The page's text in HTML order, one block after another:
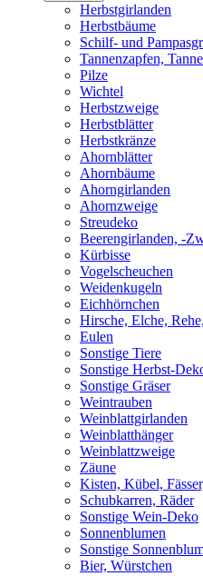
Herbstgirlanden
Herbstbäume
Schilf- und
Tannenzapfen,
Pilze
Wichtel
Herbstzweige
Herbstblätter
Herbstkränze
Ahornblätter
Ahornbäume
Ahorngirlanden
Ahornzweige
Streudeko
Beerengirlanden, -
Kürbisse
Vogelscheuchen
Weidenkugeln
Eichhörnchen
Hirsche, Elche,
Eulen
Sonstige Tiere
Sonstige Herbst-
Sonstige Gräser
Weintrauben
Weinblattgirlanden
Weinblatthänger
Weinblattzweige
Zäune
Kisten, Kübel,
Schubkarren, Räder
Sonstige Wein-Deko
Sonnenblumen
Sonstige
Bier, Würstchen